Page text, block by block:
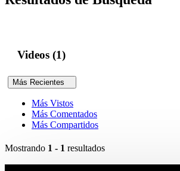
Videos (1)
Más Recientes
Más Vistos
Más Comentados
Más Compartidos
Mostrando 1 - 1 resultados